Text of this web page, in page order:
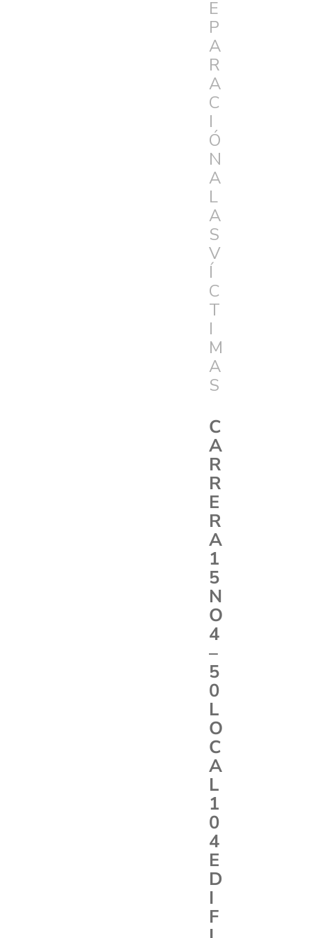
E
P
A
R
A
C
I
Ó
N
A
L
A
S
V
Í
C
T
I
M
A
S
C
A
R
R
E
R
A
1
5
N
O
4
–
5
0
L
O
C
A
L
1
0
4
E
D
I
F